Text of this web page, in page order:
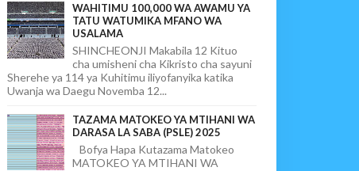
WAHITIMU 100,000 WA AWAMU YA
TATU WATUMIKA MFANO WA
USALAMA
SHINCHEONJI Makabila 12 Kituo
cha umisheni cha Kikristo cha sayuni
Sherehe ya 114 ya Kuhitimu iliyofanyika katika
Uwanja wa Daegu Novemba 12...
TAZAMA MATOKEO YA MTIHANI WA
DARASA LA SABA (PSLE) 2025
Bofya Hapa Kutazama Matokeo
MATOKEO YA MTIHANI WA